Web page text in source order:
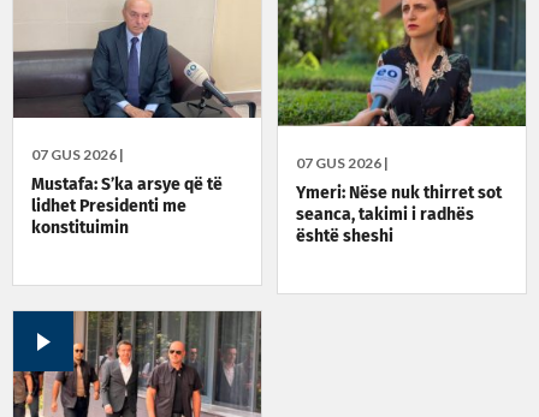
07 GUS 2026 |
Mustafa: S’ka arsye që të
lidhet Presidenti me
konstituimin
07 GUS 2026 |
Ymeri: Nëse nuk thirret sot
seanca, takimi i radhës
është sheshi